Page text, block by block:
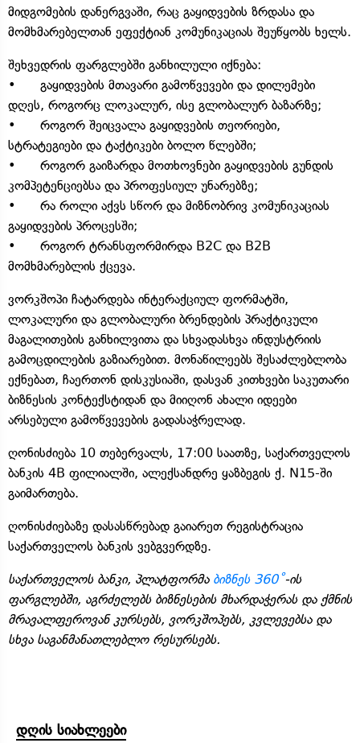
მიდგომების დანერგვაში, რაც გაყიდვების ზრდასა და
მომხმარებელთან ეფექტიან კომუნიკაციას შეუწყობს ხელს.
შეხვედრის ფარგლებში განხილული იქნება:
• გაყიდვების მთავარი გამოწვევები და დილემები
დღეს, როგორც ლოკალურ, ისე გლობალურ ბაზარზე;
• როგორ შეიცვალა გაყიდვების თეორიები,
სტრატეგიები და ტაქტიკები ბოლო წლებში;
• როგორ გაიზარდა მოთხოვნები გაყიდვების გუნდის
კომპეტენციებსა და პროფესიულ უნარებზე;
• რა როლი აქვს სწორ და მიზნობრივ კომუნიკაციას
გაყიდვების პროცესში;
• როგორ ტრანსფორმირდა B2C და B2B
მომხმარებლის ქცევა.
ვორკშოპი ჩატარდება ინტერაქციულ ფორმატში,
ლოკალური და გლობალური ბრენდების პრაქტიკული
მაგალითების განხილვითა და სხვადასხვა ინდუსტრიის
გამოცდილების გაზიარებით. მონაწილეებს შესაძლებლობა
ექნებათ, ჩაერთონ დისკუსიაში, დასვან კითხვები საკუთარი
ბიზნესის კონტექსტიდან და მიიღონ ახალი იდეები
არსებული გამოწვევების გადასაჭრელად.
ღონისძიება 10 თებერვალს, 17:00 საათზე, საქართველოს
ბანკის 4B ფილიალში, ალექსანდრე ყაზბეგის ქ. N15-ში
გაიმართება.
ღონისძიებაზე დასასწრებად გაიარეთ რეგისტრაცია
საქართველოს ბანკის ვებგვერდზე.
საქართველოს ბანკი, პლატფორმა ბიზნეს 360˚-ის
ფარგლებში, აგრძელებს ბიზნესების მხარდაჭერას და ქმნის
მრავალფეროვან კურსებს, ვორკშოპებს, კვლევებსა და
სხვა საგანმანათლებლო რესურსებს.
დღის სიახლეები